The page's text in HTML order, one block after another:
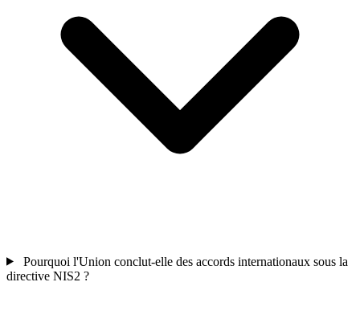
Pourquoi l'Union conclut-elle des accords internationaux sous la
directive NIS2 ?